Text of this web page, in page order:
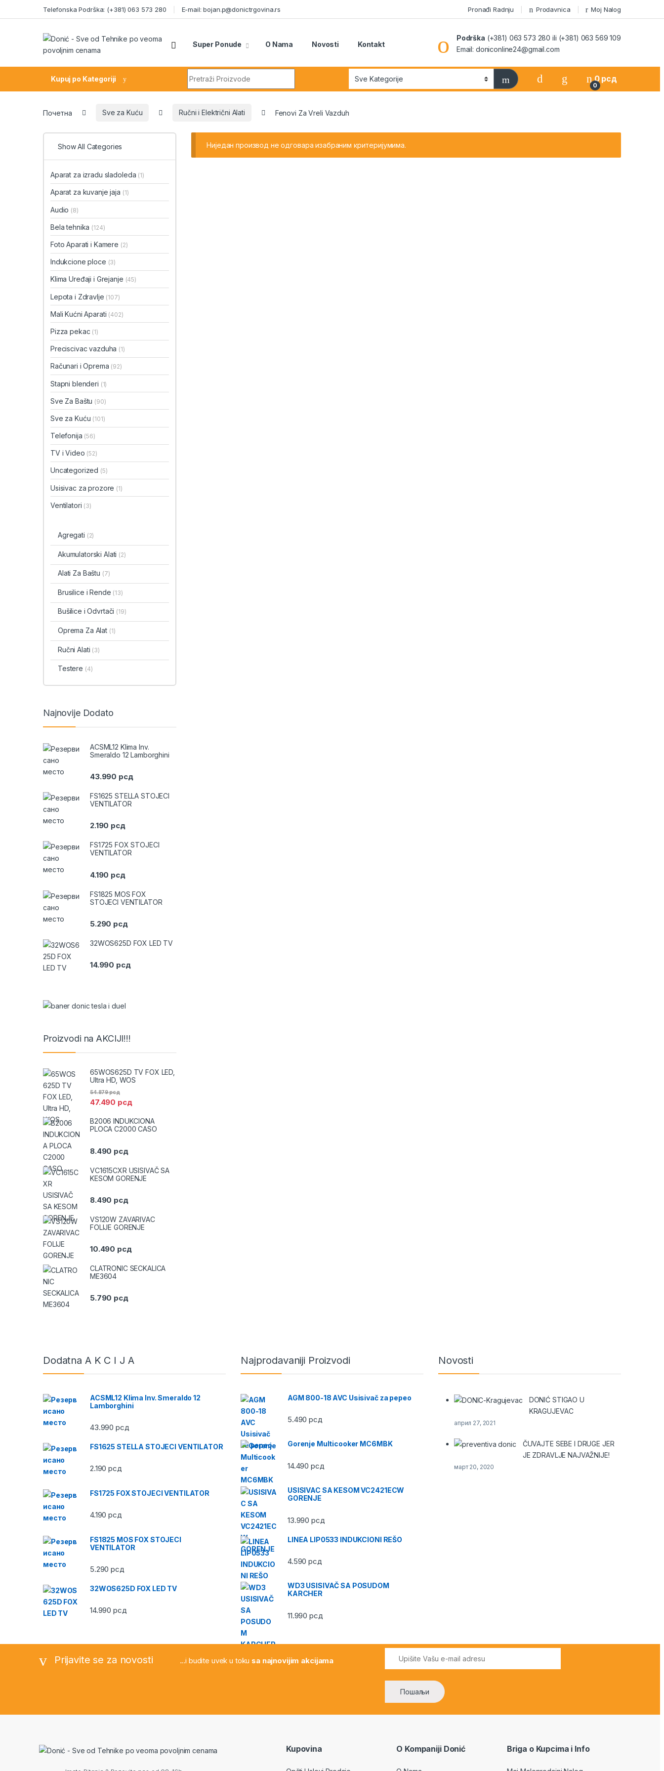
Telefonska Podrška: (+381) 063 573 280 E-mail: bojan.p@donictrgovina.rs Pronađi Radnju Prodavnica Moj Nalog
Super Ponude O Nama Novosti Kontakt
Podrška (+381) 063 573 280 ili (+381) 063 569 109
Email: doniconline24@gmail.com
Kupuj po Kategoriji
0
0 рсд
Почетна Sve za Kuću Ručni i Električni Alati Fenovi Za Vreli Vazduh
Ниједан производ не одговара изабраним критеријумима.
Show All Categories
Aparat za izradu sladoleda (1)
Aparat za kuvanje jaja (1)
Audio (8)
Bela tehnika (124)
Foto Aparati i Kamere (2)
Indukcione ploce (3)
Klima Uređaji i Grejanje (45)
Lepota i Zdravlje (107)
Mali Kućni Aparati (402)
Pizza pekac (1)
Preciscivac vazduha (1)
Računari i Oprema (92)
Stapni blenderi (1)
Sve Za Baštu (90)
Sve za Kuću (101)
Telefonija (56)
TV i Video (52)
Uncategorized (5)
Usisivac za prozore (1)
Ventilatori (3)
Agregati (2)
Akumulatorski Alati (2)
Alati Za Baštu (7)
Brusilice i Rende (13)
Bušilice i Odvrtači (19)
Oprema Za Alat (1)
Ručni Alati (3)
Testere (4)
Najnovije Dodato
ACSML12 Klima Inv.
Smeraldo 12 Lamborghini
43.990 рсд
FS1625 STELLA STOJECI
VENTILATOR
2.190 рсд
FS1725 FOX STOJECI
VENTILATOR
4.190 рсд
FS1825 MOS FOX
STOJECI VENTILATOR
5.290 рсд
32WOS625D FOX LED TV
14.990 рсд
Proizvodi na AKCIJI!!!
65WOS625D TV FOX LED,
Ultra HD, WOS
47.490 рсд
54.879рсд
B2006 INDUKCIONA
PLOCA C2000 CASO
8.490 рсд
VC1615CXR USISIVAČ SA
KESOM GORENJE
8.490 рсд
VS120W ZAVARIVAC
FOLIJE GORENJE
10.490 рсд
CLATRONIC SECKALICA
ME3604
5.790 рсд
Dodatna A K C I J A
ACSML12 Klima Inv. Smeraldo 12
Lamborghini
43.990рсд
FS1625 STELLA STOJECI VENTILATOR
2.190рсд
FS1725 FOX STOJECI VENTILATOR
4.190рсд
FS1825 MOS FOX STOJECI
VENTILATOR
5.290рсд
32WOS625D FOX LED TV
14.990рсд
Najprodavaniji Proizvodi
AGM 800-18 AVC Usisivač za pepeo
5.490рсд
Gorenje Multicooker MC6MBK
14.490рсд
USISIVAC SA KESOM VC2421ECW
GORENJE
13.990рсд
LINEA LIP0533 INDUKCIONI REŠO
4.590рсд
WD3 USISIVAČ SA POSUDOM
KARCHER
11.990рсд
Novosti
DONIĆ STIGAO U
KRAGUJEVAC
април 27, 2021
ČUVAJTE SEBE I DRUGE JER
JE ZDRAVLJE NAJVAŽNIJE!
март 20, 2020
Prijavite se za novosti ...i budite uvek u toku sa najnovijim akcijama
Kupovina O Kompaniji Donić Briga o Kupcima i Info